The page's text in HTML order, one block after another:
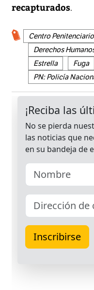
recapturados.
Centro
Derechos
Estrella
Fuga
PN: Policía